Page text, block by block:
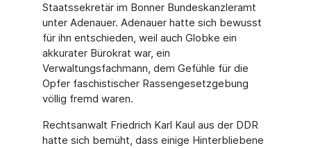
Staatssekretär im Bonner Bundeskanzleramt
unter Adenauer. Adenauer hatte sich bewusst
für ihn entschieden, weil auch Globke ein
akkurater Bürokrat war, ein
Verwaltungsfachmann, dem Gefühle für die
Opfer faschistischer Rassengesetzgebung
völlig fremd waren.
Rechtsanwalt Friedrich Karl Kaul aus der DDR
hatte sich bemüht, dass einige Hinterbliebene